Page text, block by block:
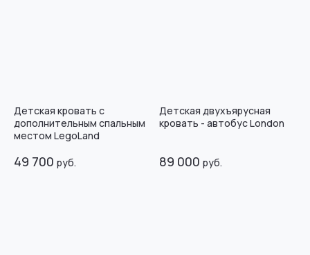
Детская кровать с
дополнительным спальным
местом LegoLand
49 700 руб.
Детская двухъярусная
кровать - автобус London
89 000 руб.